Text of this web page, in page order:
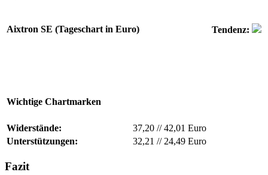
Aixtron SE (Tageschart in Euro) Tendenz:
Wichtige Chartmarken
Widerstände: 37,20 //42,01 Euro
Unterstützungen:
32,21 //24,49 Euro
Fazit